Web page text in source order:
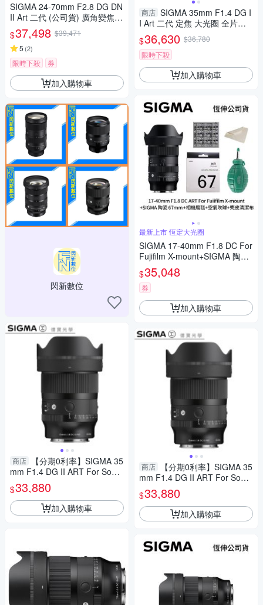
SIGMA 24-70mm F2.8 DG DN
II Art 二代 (公司貨) 廣角變焦鏡
頭 全片幅無反微單眼鏡頭 旅遊
鏡 大三元
$37,498 $39,471
5 (2)
限時下殺 券
加入購物車
閃新數位
商店
【分期0利率】SIGMA 35
mm F1.4 DG II ART For Sony
E mount 恆伸公司貨 德寶光學
定焦 大光圈 人像 風景
$33,880
加入購物車
商店 SIGMA 35mm F1.4 DG I
I Art 二代 定焦 大光圈 全片幅
鏡頭(公司貨)
$36,630 $36,780
限時下殺
加入購物車
最新上市 恆定大光圈
SIGMA 17-40mm F1.8 DC For
Fujifilm X-mount+SIGMA 陶瓷
67mm保護鏡+相機魔毯+BW-1
30吹球+3030麂皮清潔布 (公司
貨)
$35,048
券
加入購物車
商店
【分期0利率】SIGMA 35
mm F1.4 DG II ART For Sony
E mount 恆伸公司貨 德寶光學
定焦 大光圈 人像 風景
$33,880
加入購物車